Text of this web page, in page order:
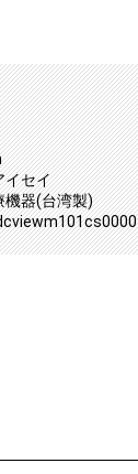
イセイ
機器(台湾製)